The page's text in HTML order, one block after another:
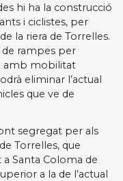
hi ha la construcció
i ciclistes, per
la riera de Torrelles.
de rampes per
amb mobilitat
eliminar l’actual
que ve de
segregat per als
Torrelles, que
Santa Coloma de
a la de l’actual